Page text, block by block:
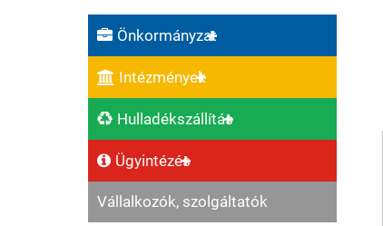
Önkormányzat
Intézmények
Hulladékszállítás
Ügyintézés
Vállalkozók, szolgáltatók